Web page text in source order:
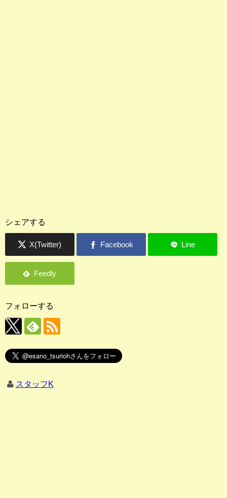
シェアする
フォローする
スタッフK